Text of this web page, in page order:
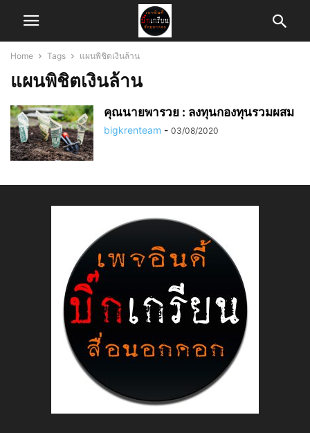
Home Tags แผนพิชิตเงินล้าน
แผนพิชิตเงินล้าน
คุณนายพารวย : ลงทุนกองทุนรวมผสม
bigkrenteam - 03/08/2020